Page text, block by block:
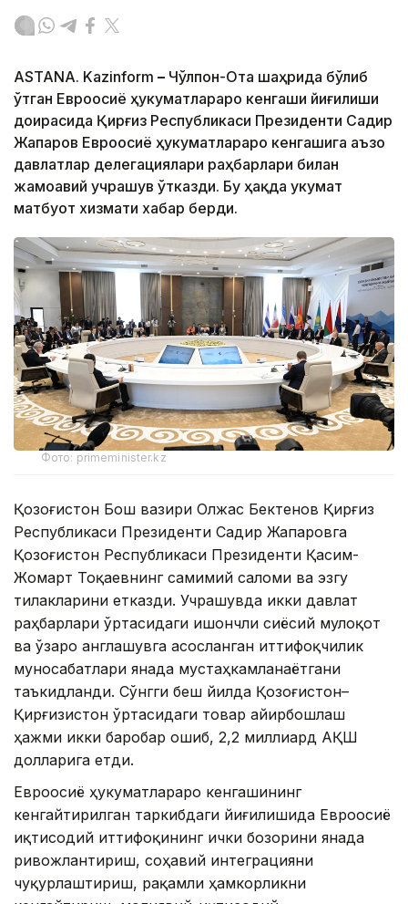
ASTANA. Kazinform – Чўлпон-Ота шаҳрида бўлиб
ўтган Евроосиё ҳукуматлараро кенгаши йиғилиши
доирасида Қирғиз Республикаси Президенти Садир
Жапаров Евроосиё ҳукуматлараро кенгашига аъзо
давлатлар делегациялари раҳбарлари билан
жамоавий учрашув ўтказди. Бу ҳақда Ҳукумат
матбуот хизмати хабар берди.
Фото: primeminister.kz
Қозоғистон Бош вазири Олжас Бектенов Қирғиз
Республикаси Президенти Садир Жапаровга
Қозоғистон Республикаси Президенти Қасим-
Жомарт Тоқаевнинг самимий саломи ва эзгу
тилакларини етказди. Учрашувда икки давлат
раҳбарлари ўртасидаги ишончли сиёсий мулоқот
ва ўзаро англашувга асосланган иттифоқчилик
муносабатлари янада мустаҳкамланаётгани
таъкидланди. Сўнгги беш йилда Қозоғистон–
Қирғизистон ўртасидаги товар айирбошлаш
ҳажми икки баробар ошиб, 2,2 миллиард АҚШ
долларига етди.
Евроосиё ҳукуматлараро кенгашининг
кенгайтирилган таркибдаги йиғилишида Евроосиё
иқтисодий иттифоқининг ички бозорини янада
ривожлантириш, соҳавий интеграцияни
чуқурлаштириш, рақамли ҳамкорликни